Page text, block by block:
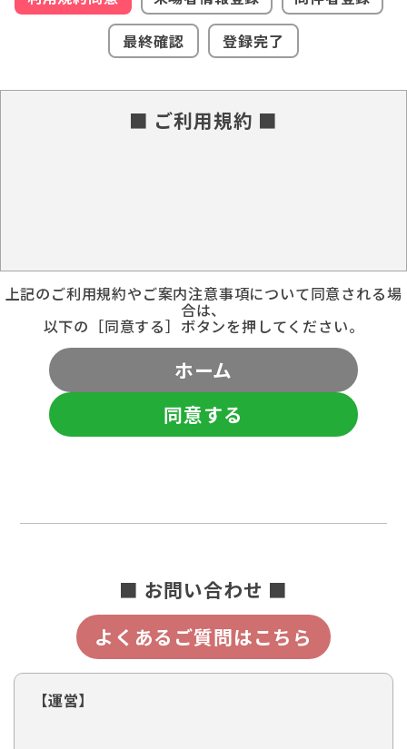
最終確認
登録完了
■ ご利用規約 ■
上記のご利用規約やご案内注意事項について同意される場
合は、
以下の［同意する］ボタンを押してください。
ホーム
同意する
■ お問い合わせ ■
よくあるご質問はこちら
【運営】